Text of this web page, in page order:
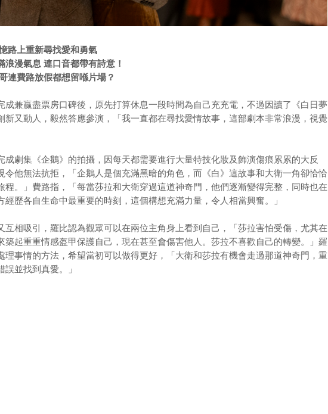
路上重新尋找愛和勇氣
漫氣息 連口音都帶有詩意！
連費路放假都想留喺片場？
兼贏盡票房口碑後， 原先打算休息一段時間為自己充充電，不過因讀了《白日夢
新又動人，毅然答應參演，「我一直都在尋找愛情故事，這部劇本非常浪漫， 視覺
劇集《企鵝》的拍攝， 因每天都需要進行大量特技化妝及飾演傷痕累累的大反
令他無法抗拒，「企鵝人是個充滿黑暗的角色， 而《白》這故事和大衛一角卻恰恰
。」 費路指，「每當莎拉和大衛穿過這道神奇門，他們逐漸變得完整， 同時也在
經歷各自生命中最重要的時刻， 這個構想充滿力量，令人相當興奮。」
互相吸引， 羅比認為觀眾可以在兩位主角身上看到自己，「莎拉害怕受傷， 尤其在
起重重情感盔甲保護自己， 現在甚至會傷害他人。莎拉不喜歡自己的轉變。」 羅
理事情的方法， 希望當初可以做得更好，「大衛和莎拉有機會走過那道神奇門， 重
並找到真愛。」